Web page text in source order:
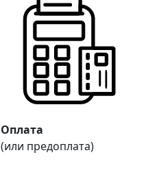
Оплата
(или предоплата)